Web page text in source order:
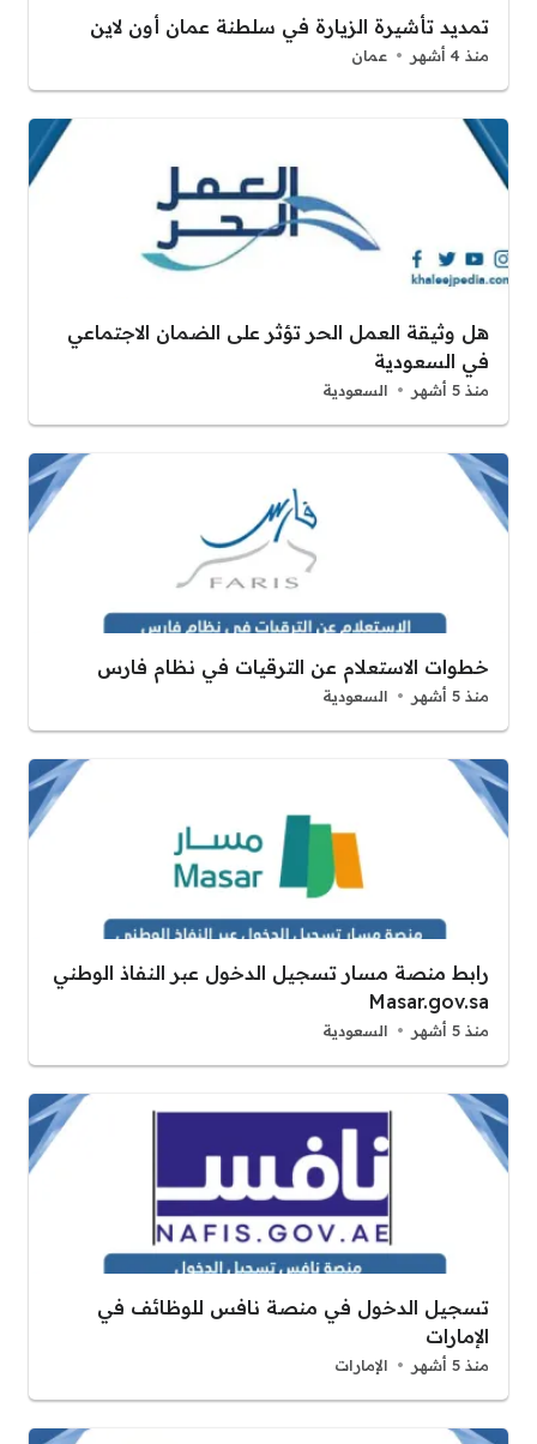
تمديد تأشيرة الزيارة في سلطنة عمان أون لاين
منذ 4 أشهر عمان
هل وثيقة العمل الحر تؤثر على الضمان الاجتماعي
في السعودية
منذ 5 أشهر السعودية
خطوات الاستعلام عن الترقيات في نظام فارس
منذ 5 أشهر السعودية
رابط منصة مسار تسجيل الدخول عبر النفاذ الوطني
Masar.gov.sa
منذ 5 أشهر السعودية
تسجيل الدخول في منصة نافس للوظائف في
الإمارات
منذ 5 أشهر الإمارات